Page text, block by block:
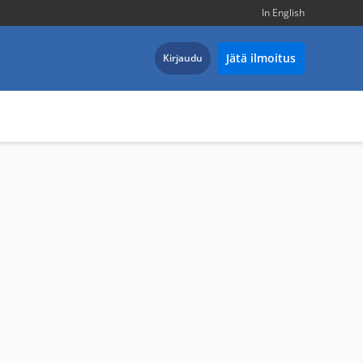
In English
Kirjaudu Jätä ilmoitus